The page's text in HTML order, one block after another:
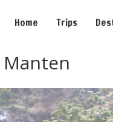
Home Trips